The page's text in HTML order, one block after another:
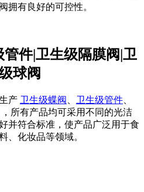
拥有良好的可控性。
件|卫生级隔膜阀|卫
球阀
产 卫生级蝶阀 卫生级管件
，所有产品均可采用不同的光洁
并符合标准，使产品广泛用于食
、化妆品等领域。